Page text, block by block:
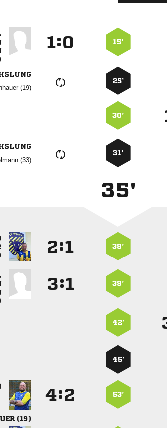
: 15’

25’
30’

31’
35'
: 38’
: 39’
42’
45’

: 53’